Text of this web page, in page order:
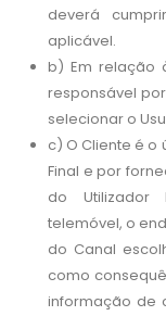
deverá
aplicável.
b) Em relação
responsável
selecionar o
c) O Cliente é o
Final e por
do Utilizador
telemóvel, o
do Canal
como
informação de